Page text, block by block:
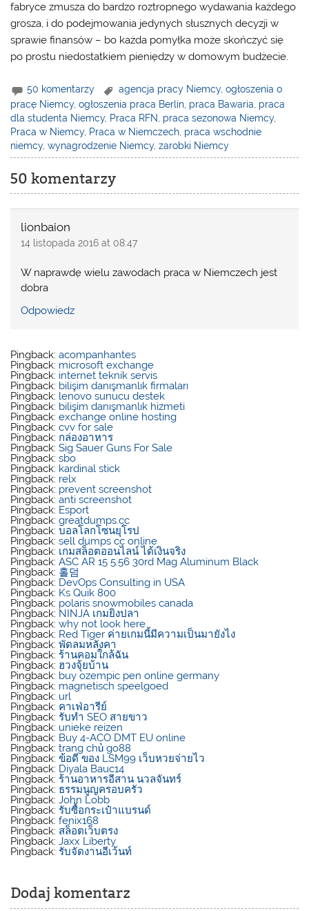
fabryce zmusza do bardzo roztropnego wydawania każdego
grosza, i do podejmowania jedynych słusznych decyzji w
sprawie finansów – bo każda pomyłka może skończyć się
po prostu niedostatkiem pieniędzy w domowym budżecie.
50 komentarzy agencja pracy Niemcy,ogłoszenia o
pracę Niemcy,ogłoszenia praca Berlin praca Bawaria praca
dla studenta Niemcy, Praca RFN praca sezonowa Niemcy,
Praca w Niemcy, Praca w Niemczech praca wschodnie
niemcy,wynagrodzenie Niemcy,zarobki Niemcy
50 komentarzy
lionbaion
14 listopada 2016 at 08:47
W naprawdę wielu zawodach praca w Niemczech jest
dobra
Odpowiedz
Pingback:acompanhantes
Pingback: microsoft exchange
Pingback: internet teknik servis
Pingback: bilişim danışmanlık firmaları
Pingback: lenovo sunucu destek
Pingback: bilişim danışmanlık hizmeti
Pingback:exchange online hosting
Pingback:cvv for sale
Pingback: กล่องอาหาร
Pingback:Sig Sauer Guns For Sale
Pingback:sbo
Pingback: kardinal stick
Pingback: relx
Pingback: prevent screenshot
Pingback:anti screenshot
Pingback: Esport
Pingback:greatdumps.cc
Pingback:บอลโลกโซนยุโรป
Pingback:sell dumps cc online
Pingback: เกมสล็อตออนไลน์ ได้เงินจริง
Pingback:ASC AR 15 5.56 30rd Mag Aluminum Black
Pingback: 홀덤
Pingback: DevOps Consulting in USA
Pingback: Ks Quik 800
Pingback: polaris snowmobiles canada
Pingback: NINJA เกมยิงปลา
Pingback:why not look here
Pingback: Red Tiger ค่ายเกมนี้มีความเป็นมายังไง
Pingback:พัดลมหลังคา
Pingback: ร้านคอมใกล้ฉัน
Pingback: ฮวงจุ้ยบ้าน
Pingback: buy ozempic pen online germany
Pingback: magnetisch speelgoed
Pingback: url
Pingback: คาเฟ่อารีย์
Pingback: รับทำ SEO สายขาว
Pingback: unieke reizen
Pingback: Buy 4-ACO DMT EU online
Pingback:trang chủ go88
Pingback:ข้อดี ของ LSM99 เว็บหวยจ่ายไว
Pingback: Diyala Bauc14
Pingback: ร้านอาหารอีสาน นวลจันทร์
Pingback: ธรรมนูญครอบครัว
Pingback:John Lobb
Pingback: รับซื้อกระเป๋าแบรนด์
Pingback:fenix168
Pingback: สล็อตเว็บตรง
Pingback:Jaxx Liberty
Pingback: รับจัดงานอีเว้นท์
Dodaj komentarz